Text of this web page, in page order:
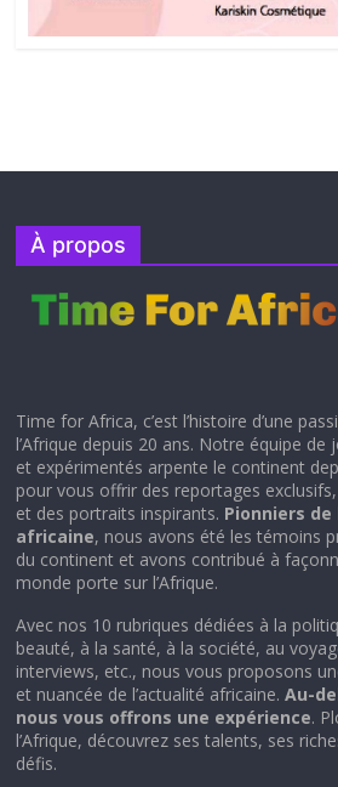
À propos
Time for Africa, c’est l’histoire d’une
l’Afrique depuis 20 ans. Notre équipe de
et expérimentés arpente le continent
pour vous offrir des reportages
et des portraits inspirants. Pionniers
africaine, nous avons été les témoins
du continent et avons contribué à
monde porte sur l’Afrique.
Avec nos 10 rubriques dédiées à la
beauté, à la santé, à la société, au
interviews, etc., nous vous proposons
et nuancée de l’actualité africaine.Au-
nous vous offrons une expérience.
l’Afrique, découvrez ses talents, ses
défis.